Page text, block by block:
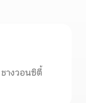
างวอนซิตี้